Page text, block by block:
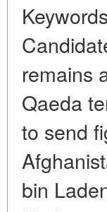
remains
Qaeda
to send
bin